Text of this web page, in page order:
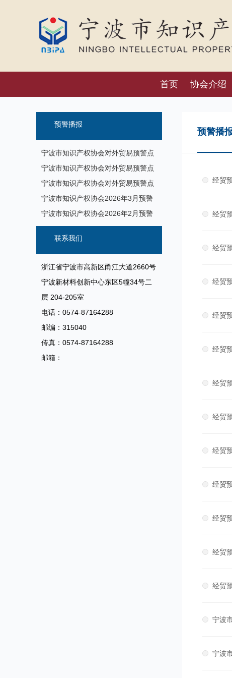
首页 协会介绍
预警播报
宁波市知识产权协会对外贸易预警点
预警信息发布（8月7日）
宁波市知识产权协会对外贸易预警点
预警信息发布（7月17日）
宁波市知识产权协会对外贸易预警点
预警信息发布
宁波市知识产权协会2026年3月预警
信息
宁波市知识产权协会2026年2月预警
信息
联系我们
浙江省宁波市高新区甬江大道2660号
宁波新材料创新中心东区5幢34号二
层 204-205室
电话：0574-87164288
邮编：315040
传真：0574-87164288
邮箱：
预警播
经贸
经贸
经贸
经贸
经贸
经贸
经贸
经贸
经贸
经贸
经贸
经贸
经贸
宁波
宁波